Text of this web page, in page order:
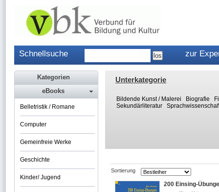
Schnellsuche zur
Unterkategorie
Bildende Kunst / Malerei Biografie
Sekundärliteratur
Sortierung
200 Einsing-
Kategorien
eBooks
Belletristik / Romane
Computer
Gemeinfreie Werke
Geschichte
Kinder/ Jugend